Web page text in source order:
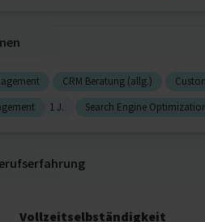
CRM Beratung (allg.)
1 J. Search Engine
Vollzeitselbständigkeit